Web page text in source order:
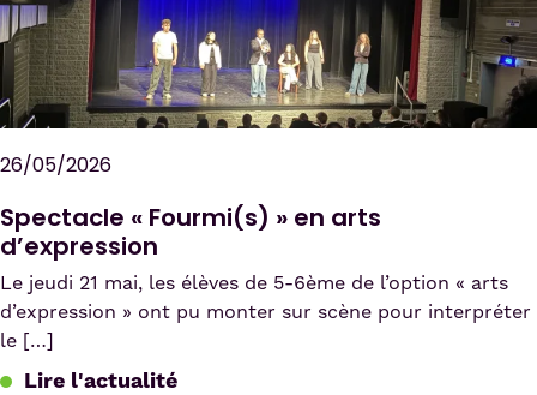
26/05/2026
Spectacle « Fourmi(s) » en arts
d’expression
Le jeudi 21 mai, les élèves de 5-6ème de l’option « arts
d’expression » ont pu monter sur scène pour interpréter
le […]
Lire l'actualité